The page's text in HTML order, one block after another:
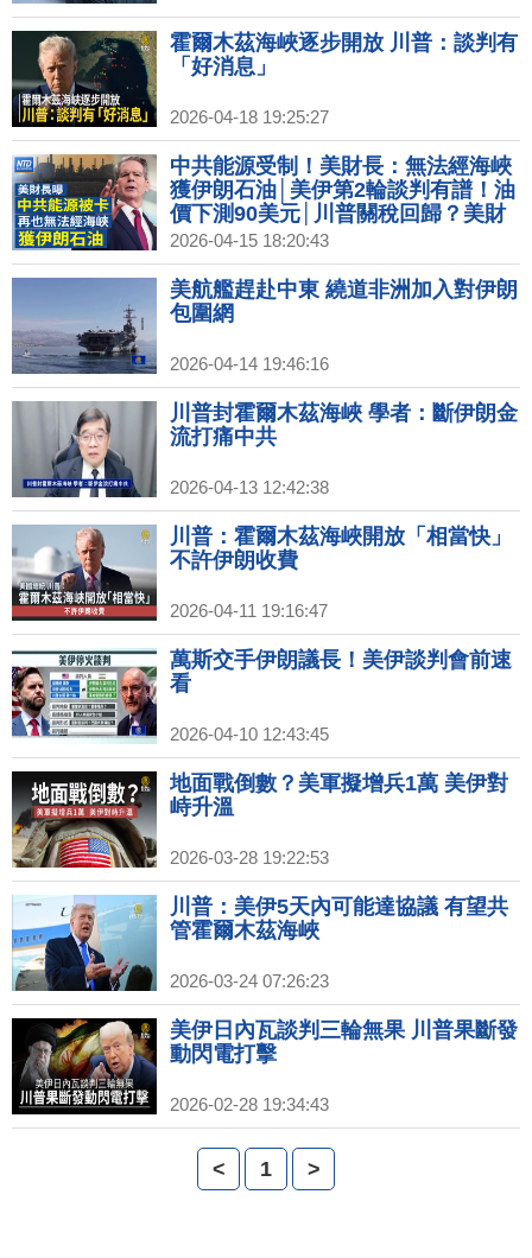
任CEO 新掌門人迎AI挑戰
霍爾木茲海峽逐步開放 川普：談判有
「好消息」
2026-04-18 19:25:27
中共能源受制！美財長：無法經海峽
獲伊朗石油│美伊第2輪談判有譜！油
價下測90美元│川普關稅回歸？美財
長：7月擬恢復原稅率│對決馬斯克星
鏈！亞馬遜收購Globalstar
2026-04-15 18:20:43
美航艦趕赴中東 繞道非洲加入對伊朗
包圍網
2026-04-14 19:46:16
川普封霍爾木茲海峽 學者：斷伊朗金
流打痛中共
2026-04-13 12:42:38
川普：霍爾木茲海峽開放「相當快」
不許伊朗收費
2026-04-11 19:16:47
萬斯交手伊朗議長！美伊談判會前速
看
2026-04-10 12:43:45
地面戰倒數？美軍擬增兵1萬 美伊對
峙升溫
2026-03-28 19:22:53
川普：美伊5天內可能達協議 有望共
管霍爾木茲海峽
2026-03-24 07:26:23
美伊日內瓦談判三輪無果 川普果斷發
動閃電打擊
2026-02-28 19:34:43
< 1 >